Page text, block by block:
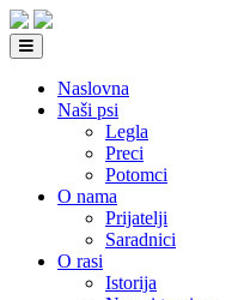
Naslovna
Naši psi
Legla
Preci
Potomci
O nama
Prijatelji
Saradnici
O rasi
Istorija